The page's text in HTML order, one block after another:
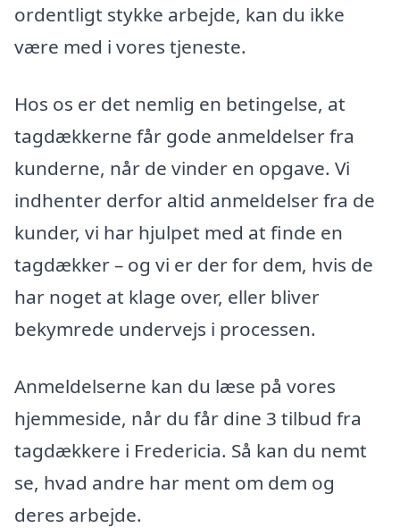
ordentligt stykke arbejde, kan du ikke
være med i vores tjeneste.
Hos os er det nemlig en betingelse, at
tagdækkerne får gode anmeldelser fra
kunderne, når de vinder en opgave. Vi
indhenter derfor altid anmeldelser fra de
kunder, vi har hjulpet med at finde en
tagdækker – og vi er der for dem, hvis de
har noget at klage over, eller bliver
bekymrede undervejs i processen.
Anmeldelserne kan du læse på vores
hjemmeside, når du får dine 3 tilbud fra
tagdækkere i Fredericia. Så kan du nemt
se, hvad andre har ment om dem og
deres arbejde.